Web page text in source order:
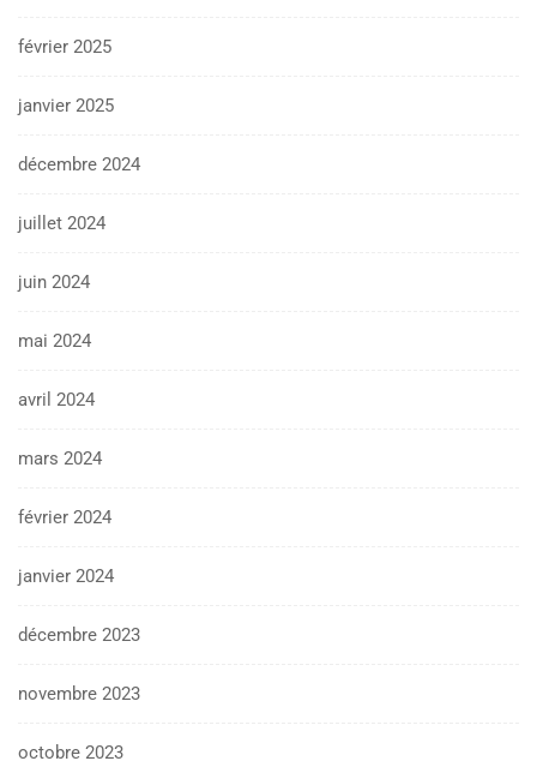
février 2025
janvier 2025
décembre 2024
juillet 2024
juin 2024
mai 2024
avril 2024
mars 2024
février 2024
janvier 2024
décembre 2023
novembre 2023
octobre 2023